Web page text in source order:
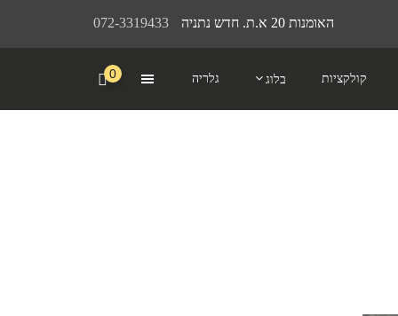
072-3319433 האומנות 20 א.ת. חדש נתניה
קולקציות בלוג גלריה 0